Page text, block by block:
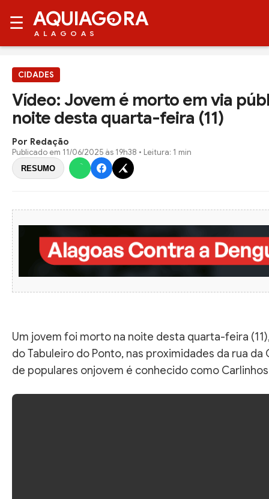
☰ AQUIAG RA
ALAGOAS
CIDADES
Vídeo: Jovem é morto em via
noite desta quarta-feira (11)
Por Redação
Publicado em 11/06/2025 às 19h38 • Leitura: 1 min
RESUMO
Um jovem foi morto na noite desta quarta-feira
do Tabuleiro do Ponto, nas proximidades da rua
de populares onjovem é conhecido como